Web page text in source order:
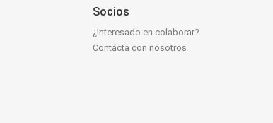
Socios
¿Interesado en colaborar?
Contácta con nosotros